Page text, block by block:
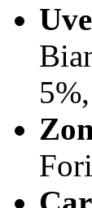
Uve